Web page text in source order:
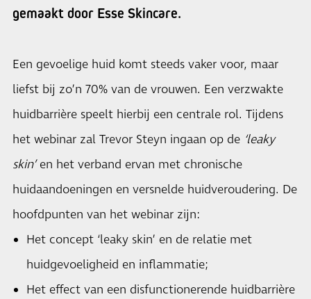
gemaakt door Esse Skincare.
Een gevoelige huid komt steeds vaker voor, maar
liefst bij zo’n 70% van de vrouwen. Een verzwakte
huidbarrière speelt hierbij een centrale rol. Tijdens
het webinar zal Trevor Steyn ingaan op de ‘leaky
skin’en het verband ervan met chronische
huidaandoeningen en versnelde huidveroudering. De
hoofdpunten van het webinar zijn:
Het concept ‘leaky skin’ en de relatie met
huidgevoeligheid en inflammatie;
Het effect van een disfunctionerende huidbarrière